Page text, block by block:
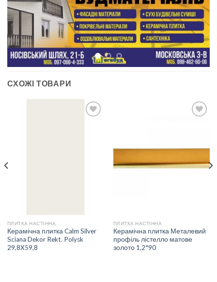
СХОЖІ ТОВАРИ
ПЛИТКА НАСТІННА
Керамічна плитка Calm Silver
Sciana Dekor Rekt. Polysk
29,8X59,8
ДО
БАЖАНЬ
ПЛИТКА НАСТІННА
Керамічна плитка Металевий
профіль лістелло матове
золото 1,2*90